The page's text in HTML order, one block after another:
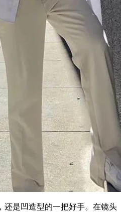
是凹造型的一把好手。在镜头